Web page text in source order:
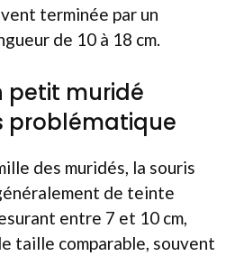
terminée par un
de 10 à 18 cm.
petit muridé
problématique
des muridés, la souris
de teinte
entre 7 et 10 cm,
taille comparable, souvent